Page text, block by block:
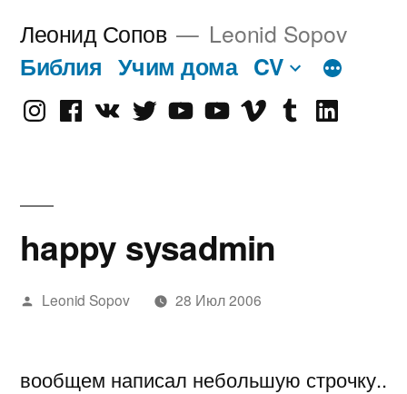
Леонид Сопов Leonid Sopov
Библия Учим дома CV
InstagramFacebook
VK TwitterYoutube
Old Vimeotumblrlinkedin
happy sysadmin
Написано
Leonid Sopov 28 Июл 2006
вообщем написал небольшую строчку..